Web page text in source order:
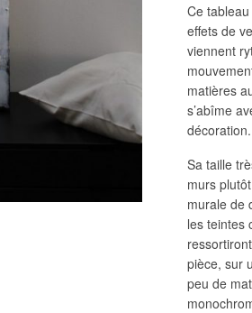
Ce
effets de
viennent
matières
s’abîme
décoration.
Sa taille
murs
murale de
les teintes
pièce, sur
peu de